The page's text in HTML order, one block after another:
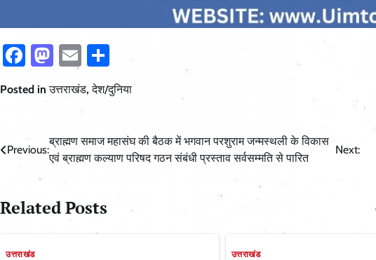
Facebook
Mastodon
Email
Posted inउत्तराखंड,देश/दुनिया
Post
navigation
Previous:
ब्राह्मण समाज महासंघ की बैठक में भगवान परशुराम जन्मस्थली के विकास
एवं ब्राह्मण कल्याण परिषद गठन संबंधी प्रस्ताव सर्वसम्मति से पारित
Next:
Related Posts
उत्तराखंड उत्तराखंड